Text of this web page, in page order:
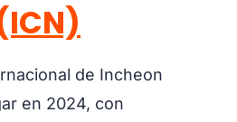
de Incheon
en 2024, con